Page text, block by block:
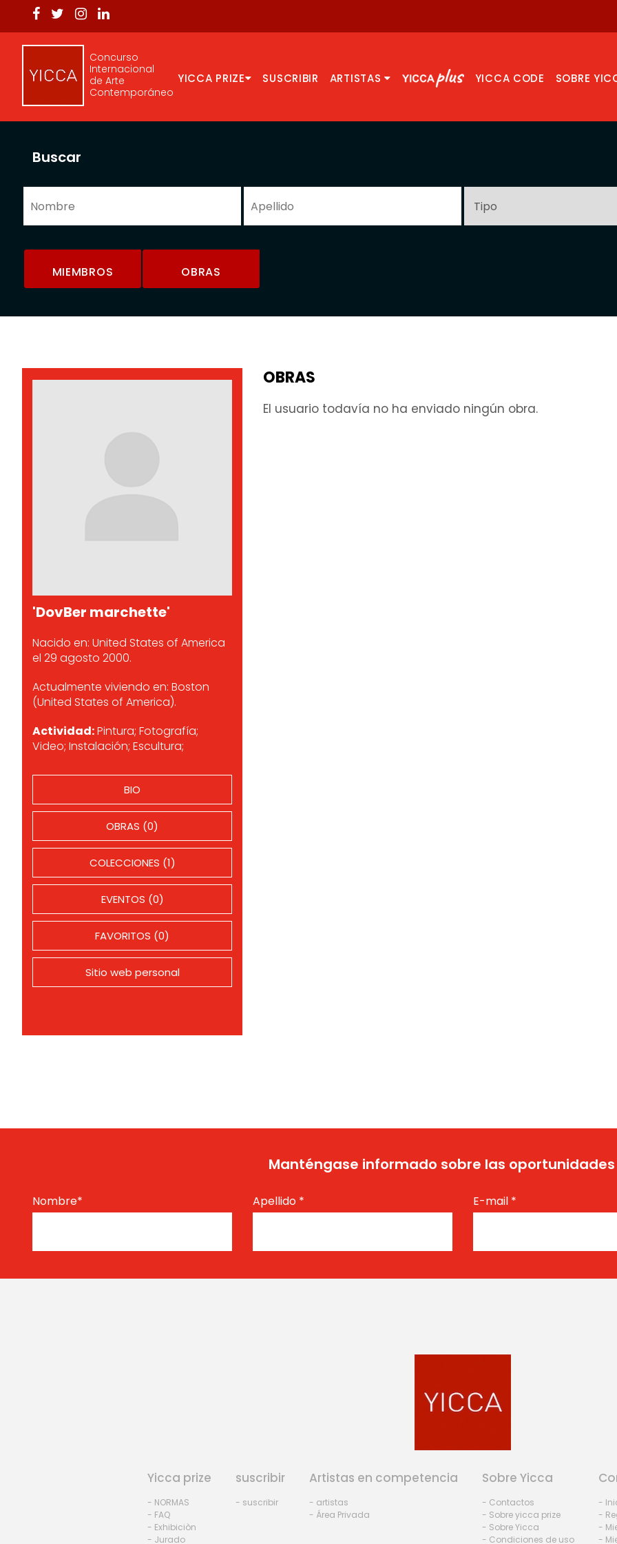
Concurso
Internacional
de Arte
Contemporáneo
YICCA PRIZE SUSCRIBIR ARTISTAS YICCA CODE SOBRE
Buscar
MIEMBROS OBRAS
'DovBer marchette'
Nacido en: United States of America
el 29 agosto 2000.
Actualmente viviendo en: Boston
(United States of America).
Actividad:Pintura; Fotografía;
Video; Instalación; Escultura;
BIO
OBRAS (0)
COLECCIONES (1)
EVENTOS (0)
FAVORITOS (0)
Sitio web personal
OBRAS
El usuario todavía no ha enviado ningún obra.
Manténgase informado sobre las oportunidades
Nombre* Apellido * E-mail *
Yicca prize
- NORMAS
- FAQ
- Exhibiciòn
- Jurado
suscribir
- suscribir
Artistas en competencia
- artistas
- Área Privada
Sobre Yicca
- Contactos
- Sobre yicca prize
- Sobre Yicca
- Condiciones de uso
-
-
-
-